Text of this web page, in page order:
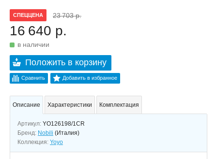
СПЕЦЦЕНА 23 703 р.
16 640 р.
в наличии
Положить в корзину
Сравнить Добавить в избранное
Описание Характеристики Комплектация
Артикул: YO126198/1CR
Бренд: Nobili (Италия)
Коллекция: Yoyo